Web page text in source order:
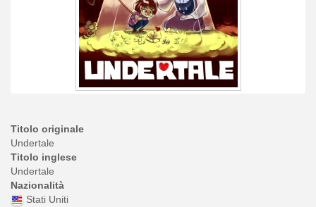
Titolo originale
Undertale
Titolo inglese
Undertale
Nazionalità
Stati Uniti